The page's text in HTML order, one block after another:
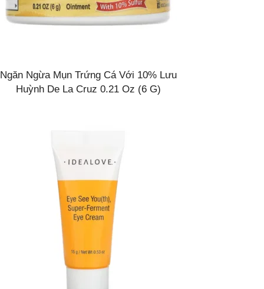
Ngăn Ngừa Mụn Trứng Cá Với 10% Lưu
Huỳnh De La Cruz 0.21 Oz (6 G)